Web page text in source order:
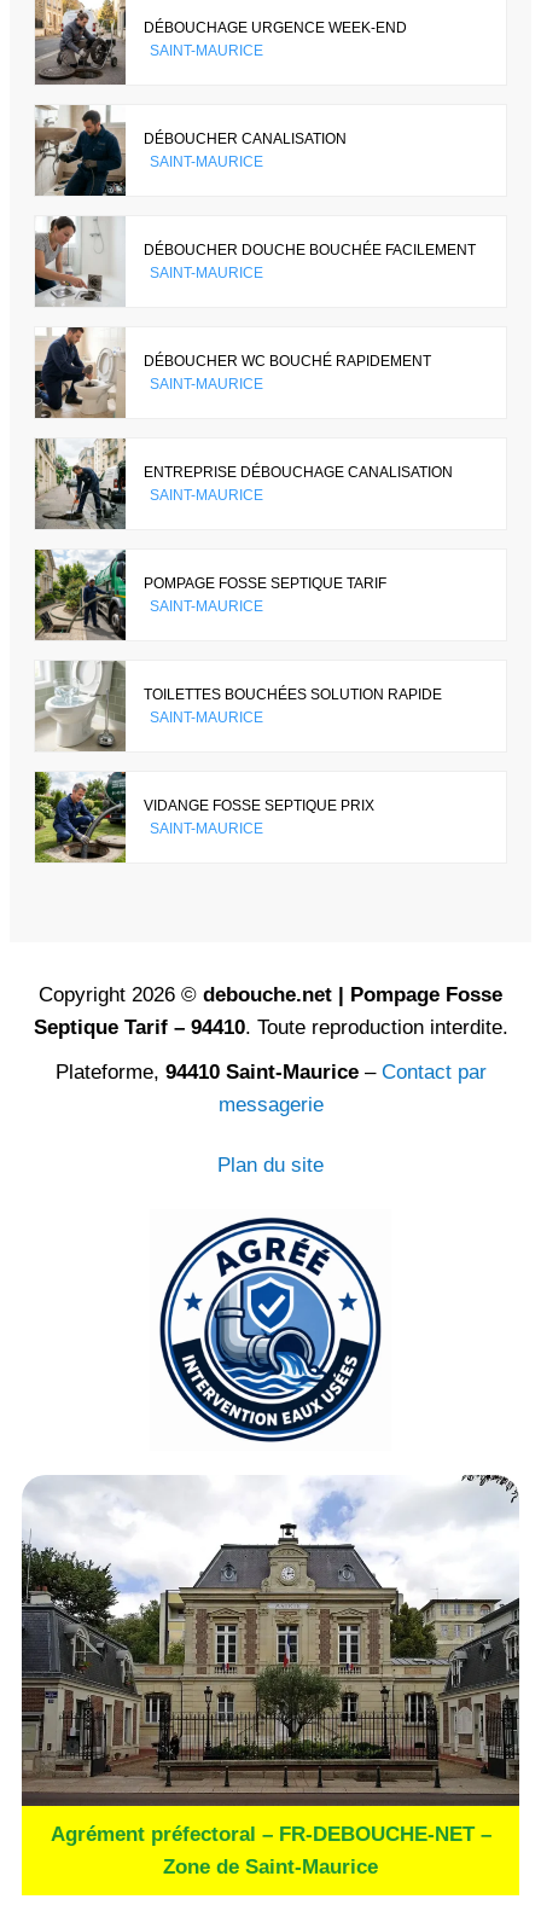
DÉBOUCHAGE URGENCE WEEK-END
SAINT-MAURICE
DÉBOUCHER CANALISATION
SAINT-MAURICE
DÉBOUCHER DOUCHE BOUCHÉE FACILEMENT
SAINT-MAURICE
DÉBOUCHER WC BOUCHÉ RAPIDEMENT
SAINT-MAURICE
ENTREPRISE DÉBOUCHAGE CANALISATION
SAINT-MAURICE
POMPAGE FOSSE SEPTIQUE TARIF
SAINT-MAURICE
TOILETTES BOUCHÉES SOLUTION RAPIDE
SAINT-MAURICE
VIDANGE FOSSE SEPTIQUE PRIX
SAINT-MAURICE
Copyright 2026 © debouche.net | Pompage Fosse
Septique Tarif – 94410. Toute reproduction interdite.
Plateforme, 94410 Saint-Maurice– Contact par
messagerie
Plan du site
Agrément préfectoral – FR-DEBOUCHE-NET –
Zone de Saint-Maurice